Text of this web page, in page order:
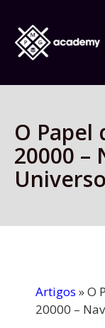
O Papel
20000 –
Artigos »O
20000 –